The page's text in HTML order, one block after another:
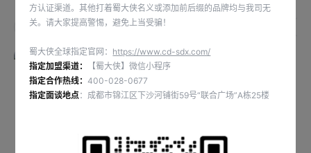
全部 丸滑类 调理肉类
方认证渠道。其他打着蜀大侠名义或添加前后缀的品牌均与我司无
关。请大家提高警惕，避免上当受骗！
蜀大侠全球指定官网： https://www.cd-sdx.com/
指定加盟渠道：
【蜀大侠】微信小程序
指定合作热线：400-028-0677
指定面谈地点 ：成都市锦江区下沙河铺街59号“联合广场”A栋25楼